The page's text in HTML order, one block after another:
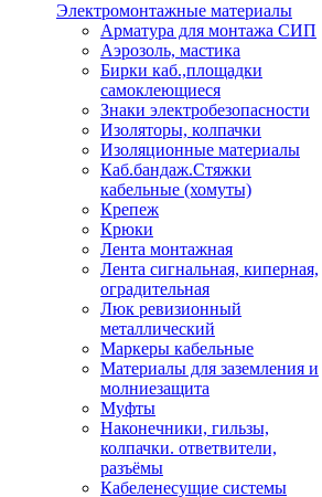
Электромонтажные материалы
Арматура для монтажа СИП
Аэрозоль, мастика
Бирки каб.,площадки
самоклеющиеся
Знаки электробезопасности
Изоляторы, колпачки
Изоляционные материалы
Каб.бандаж.Стяжки
кабельные (хомуты)
Крепеж
Крюки
Лента монтажная
Лента сигнальная, киперная,
оградительная
Люк ревизионный
металлический
Маркеры кабельные
Материалы для заземления и
молниезащита
Муфты
Наконечники, гильзы,
колпачки. ответвители,
разъёмы
Кабеленесущие системы